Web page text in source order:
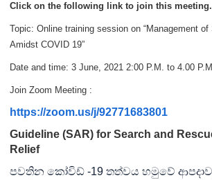
Click on the following link to join this meeting.
Topic: Online training session on “Management
Amidst COVID 19”
Date and time: 3 June, 2021 2:00 P.M. to 4.00
Join Zoom Meeting :
https://zoom.us/j/92771683801
Guideline (SAR) for Search and
Relief
පවතින කෝවිඩ් -19 තත්වය හමුවේ